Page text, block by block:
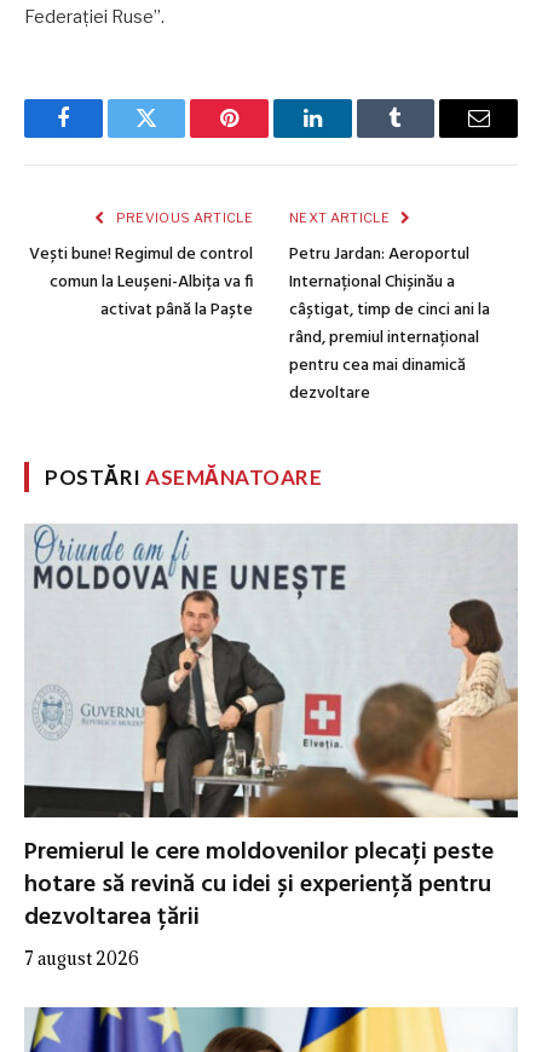
Federației Ruse”.
FacebookTwitter Pinterest LinkedInTumblr Email
PREVIOUS ARTICLE
Vești bune! Regimul de control
comun la Leușeni-Albița va fi
activat până la Paște
NEXT ARTICLE
Petru Jardan: Aeroportul
Internațional Chișinău a
câștigat, timp de cinci ani la
rând, premiul internațional
pentru cea mai dinamică
dezvoltare
POSTĂRIASEMĂNATOARE
Premierul le cere moldovenilor plecați peste
hotare să revină cu idei și experiență pentru
dezvoltarea țării
7 august 2026